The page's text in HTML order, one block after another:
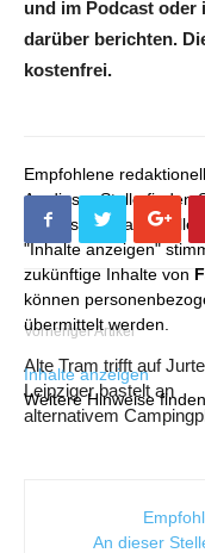
und im Podcast oder
darüber berichten.
kostenfrei.
Empfohlene
An dieser Stelle finden
die unser
"Inhalte anzeigen"
zukünftige Inhalte von
können
übermittelt werden.
Inhalte anzeigen
Weitere Hinweise
Vorheriger Artikel
Alte Tram trifft auf
Leipziger bastelt an
alternativem
An dieser